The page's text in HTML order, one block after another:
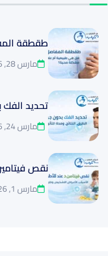
طقطقة
مارس 28, 2026
تحديد الفك
مارس 24, 2026
نقص
مارس 1, 2026